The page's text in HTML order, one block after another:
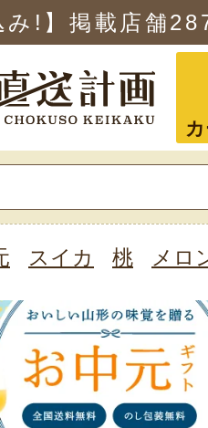
み!】掲載店舗
スイカ 桃 メロ